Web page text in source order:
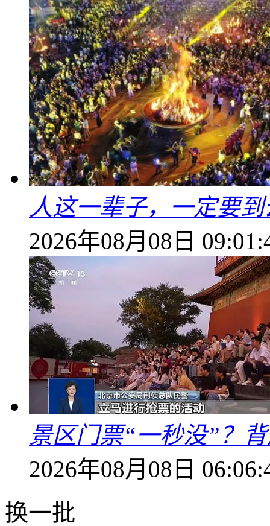
人这一辈子，一定要
2026年08月08日
景区门票“一秒没”？
2026年08月08日
换一批